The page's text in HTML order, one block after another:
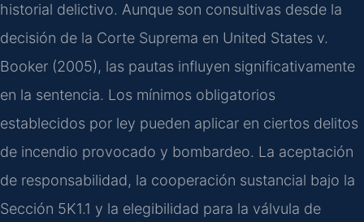
historial delictivo. Aunque son consultivas desde la
decisión de la Corte Suprema en United States v.
Booker (2005), las pautas influyen significativamente
en la sentencia. Los mínimos obligatorios
establecidos por ley pueden aplicar en ciertos delitos
de incendio provocado y bombardeo. La aceptación
de responsabilidad, la cooperación sustancial bajo la
Sección 5K1.1 y la elegibilidad para la válvula de